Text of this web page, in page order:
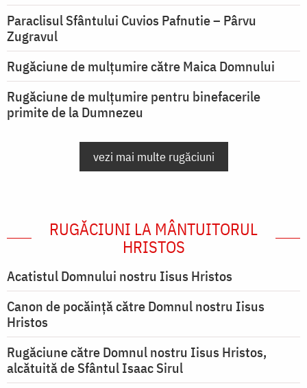
Paraclisul Sfântului Cuvios Pafnutie – Pârvu
Zugravul
Rugăciune de mulţumire către Maica Domnului
Rugăciune de mulțumire pentru binefacerile
primite de la Dumnezeu
vezi mai multe rugăciuni
RUGĂCIUNI LA MÂNTUITORUL
HRISTOS
Acatistul Domnului nostru Iisus Hristos
Canon de pocăință către Domnul nostru Iisus
Hristos
Rugăciune către Domnul nostru Iisus Hristos,
alcătuită de Sfântul Isaac Sirul